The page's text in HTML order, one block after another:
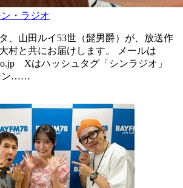
・ラジオ
、山田ルイ53世（髭男爵）が、放送作
村と共にお届けします。 メールは
Xはハッシュタグ「シンラジオ」
ン……